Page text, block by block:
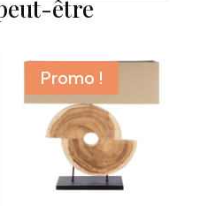
être
Promo !